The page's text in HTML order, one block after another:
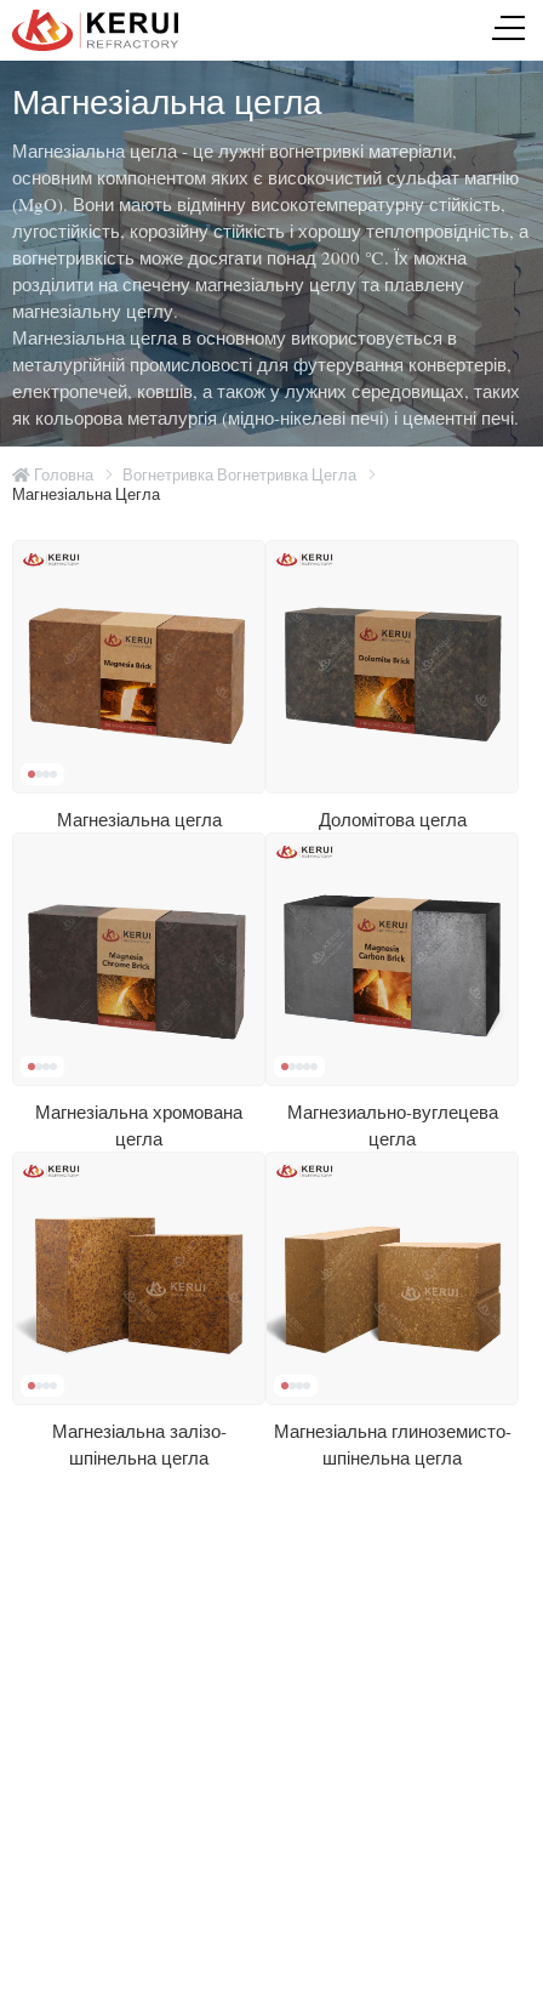
Магнезіальна цегла
Магнезіальна цегла - це лужні вогнетривкі матеріали,
основним компонентом яких є високочистий сульфат магнію
(MgO). Вони мають відмінну високотемпературну стійкість,
лугостійкість, корозійну стійкість і хорошу теплопровідність, а
вогнетривкість може досягати понад 2000 ℃. Їх можна
розділити на спечену магнезіальну цеглу та плавлену
магнезіальну цеглу.
Магнезіальна цегла в основному використовується в
металургійній промисловості для футерування конвертерів,
електропечей, ковшів, а також у лужних середовищах, таких
як кольорова металургія (мідно-нікелеві печі) і цементні печі.
Головна
Вогнетривка Вогнетривка Цегла
Магнезіальна Цегла
Магнезіальна цегла Доломітова цегла
Магнезіальна хромована
цегла
Магнезиально-вуглецева
цегла
Магнезіальна залізо-
шпінельна цегла
Магнезіальна глиноземисто-
шпінельна цегла